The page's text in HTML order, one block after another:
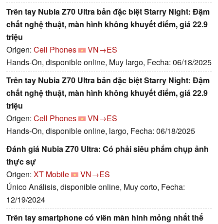
Trên tay Nubia Z70 Ultra bản đặc biệt Starry Night: Đậm
chất nghệ thuật, màn hình không khuyết điểm, giá 22.9
triệu
Origen: Cell Phones
VN→ES
Hands-On, disponible online, Muy largo, Fecha: 06/18/2025
Trên tay Nubia Z70 Ultra bản đặc biệt Starry Night: Đậm
chất nghệ thuật, màn hình không khuyết điểm, giá 22.9
triệu
Origen: Cell Phones
VN→ES
Hands-On, disponible online, largo, Fecha: 06/18/2025
Đánh giá Nubia Z70 Ultra: Có phải siêu phẩm chụp ảnh
thực sự
Origen: XT Mobile
VN→ES
Único Análisis, disponible online, Muy corto, Fecha:
12/19/2024
Trên tay smartphone có viền màn hình mỏng nhất thế